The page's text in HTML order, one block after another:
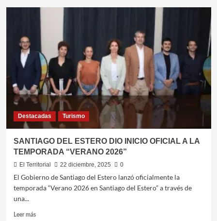
RUTAS
PAQUETES
EXCLUSIVOS
PARA
LAS
VACACIONES
DE
INVIERNO
Destacadas Turismo
SANTIAGO DEL ESTERO DIO INICIO OFICIAL A LA
TEMPORADA “VERANO 2026”
El Territorial 22 diciembre, 2025 0
El Gobierno de Santiago del Estero lanzó oficialmente la
temporada “Verano 2026 en Santiago del Estero” a través de
una...
Leer másLeer